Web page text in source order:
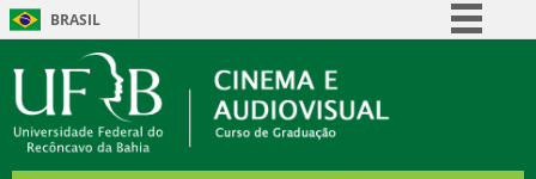
BRASIL
Comunica BR
Acesso à informação